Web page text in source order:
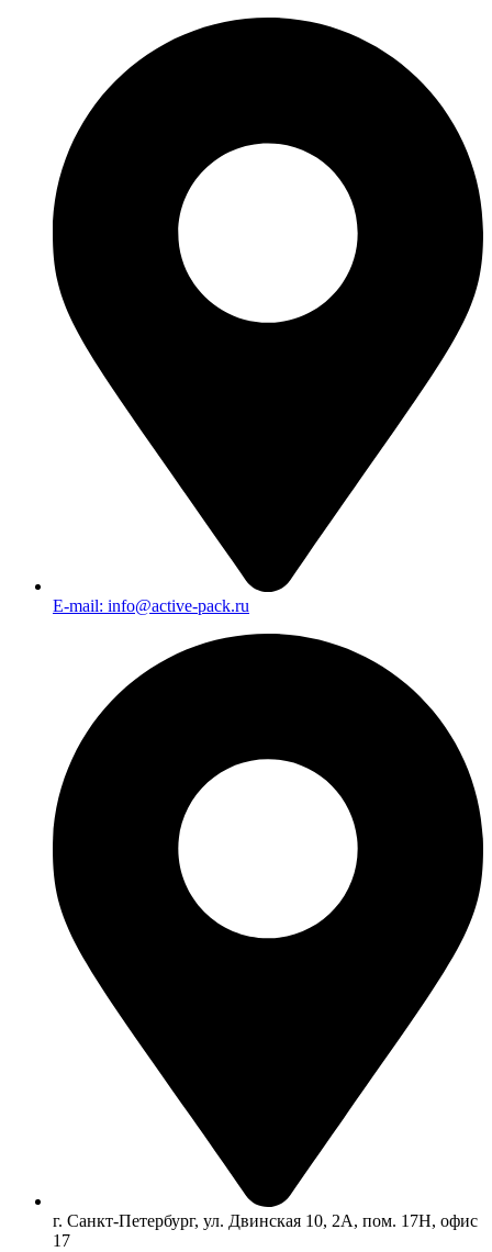
E-mail: info@active-pack.ru
г. Санкт-Петербург, ул. Двинская 10, 2А, пом. 17Н, офис
17